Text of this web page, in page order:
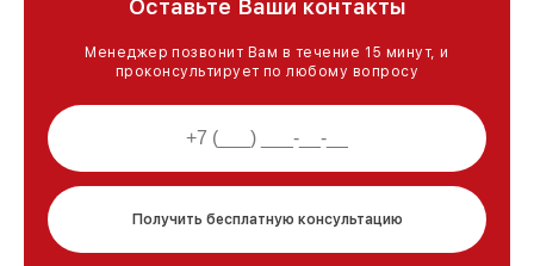
Оставьте Ваши контакты
Менеджер позвонит Вам в течение 15 минут, и
проконсультирует по любому вопросу
Получить бесплатную консультацию